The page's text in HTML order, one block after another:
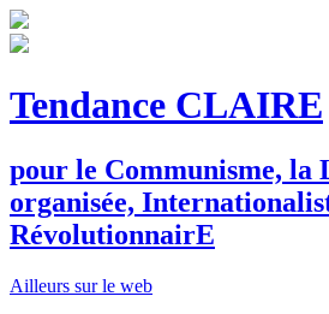
Tendance CLAIRE
pour le Communisme, la
organisée, I
RévolutionnairE
Ailleurs sur le web